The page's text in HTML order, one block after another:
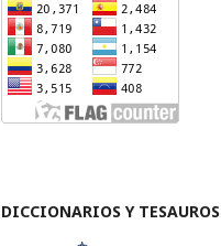
DICCIONARIOS Y TESAUROS